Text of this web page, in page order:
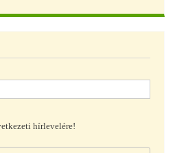
hírlevelére!